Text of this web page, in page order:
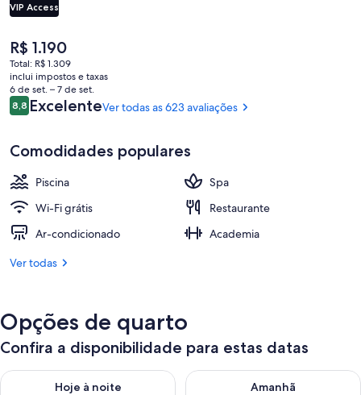
VIP Access
O
preço
atual
é
R$ 1.190
R$ 1.190
Total: R$ 1.309
inclui impostos e taxas
6 de set. – 7 de set.
Avaliações
8,88,8 de 10
ExcelenteVer todas as 623 avaliações
Comodidades populares
Piscina
Spa
Wi-Fi grátis
Restaurante
Ar-condicionado
Academia
Ver todas
Opções de quarto
Confira a disponibilidade para estas datas
Hoje à noite
Verifica a disponibilidade para esta noite, ago. 7 - ago. 8
Amanhã
Verifica a disponibilidade